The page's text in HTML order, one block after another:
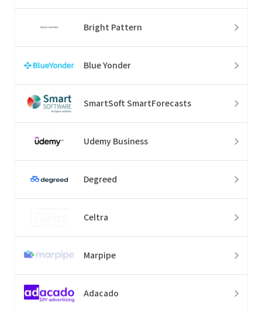
Bright Pattern
Blue Yonder
SmartSoft SmartForecasts
Udemy Business
Degreed
Celtra
Marpipe
Adacado